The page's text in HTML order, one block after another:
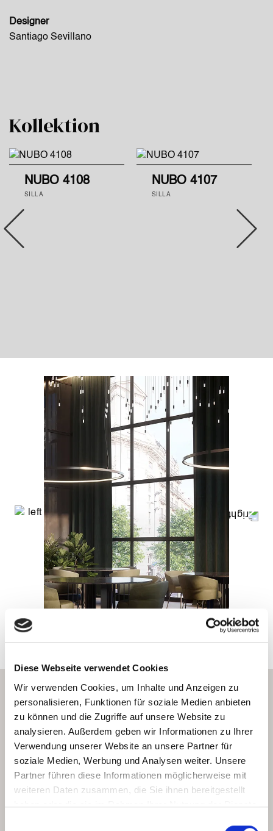
Diese Webseite verwendet Cookies
Wir verwenden Cookies, um Inhalte und Anzeigen zu
personalisieren, Funktionen für soziale Medien anbieten
zu können und die Zugriffe auf unsere Website zu
analysieren. Außerdem geben wir Informationen zu Ihrer
Verwendung unserer Website an unsere Partner für
soziale Medien, Werbung und Analysen weiter. Unsere
Partner führen diese Informationen möglicherweise mit
weiteren Daten zusammen, die Sie ihnen bereitgestellt
haben oder die sie im Rahmen Ihrer Nutzung der Dienste
Designer
Santiago Sevillano
Kollektion
SILLA
NUBO 4108
SILLA
NUBO 4107
Nubo ist die neue Sitzmöbelkollektion von Santiago
Sevillano, das Ergebnis einer sorgfältigen handwerklichen
Arbeit, die immer wieder neue Ausdrucksformen findet.